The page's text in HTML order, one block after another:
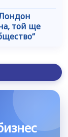
той ще